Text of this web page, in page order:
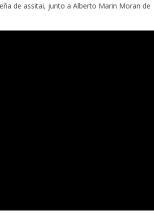
de assitai, junto a Alberto Marin Moran de